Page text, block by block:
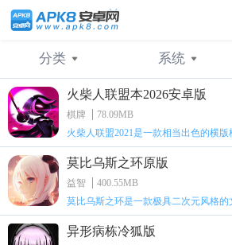
分类
不限 休闲益智
策略塔防 动作冒险
棋牌游戏
赛车游戏 运动游戏
系统
不限 安卓
最新 人气
火柴人联盟本2026安卓版
棋牌
78.09MB
莫比乌斯之环原版
益智
400.55MB
异形病栋冷狐版